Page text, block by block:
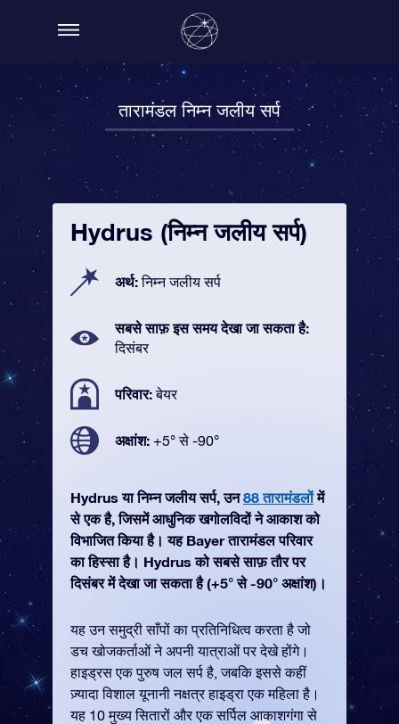
तारामंडल निम्न जलीय सर्प
Hydrus (निम्न जलीय सर्प)
अर्थ:निम्न जलीय सर्प
सबसे साफ़ इस समय देखा जा सकता है:
दिसंबर
परिवार:बेयर
अक्षांश: +5° से -90°
Hydrus या निम्न जलीय सर्प, उन88 तारामंडलोंमें
से एक है, जिसमें आधुनिक खगोलविदों ने आकाश को
विभाजित किया है। यह Bayer तारामंडल परिवार
का हिस्सा है। Hydrus को सबसे साफ़ तौर पर
दिसंबर में देखा जा सकता है (+5° से -90° अक्षांश)।
यह उन समुद्री साँपों का प्रतिनिधित्व करता है जो
डच खोजकर्ताओं ने अपनी यात्राओं पर देखे होंगे।
हाइड्रस एक पुरुष जल सर्प है, जबकि इससे कहीं
ज़्यादा विशाल यूनानी नक्षत्र हाइड्रा एक महिला है।
यह 10 मुख्य सितारों और एक सर्पिल आकाशगंगा से